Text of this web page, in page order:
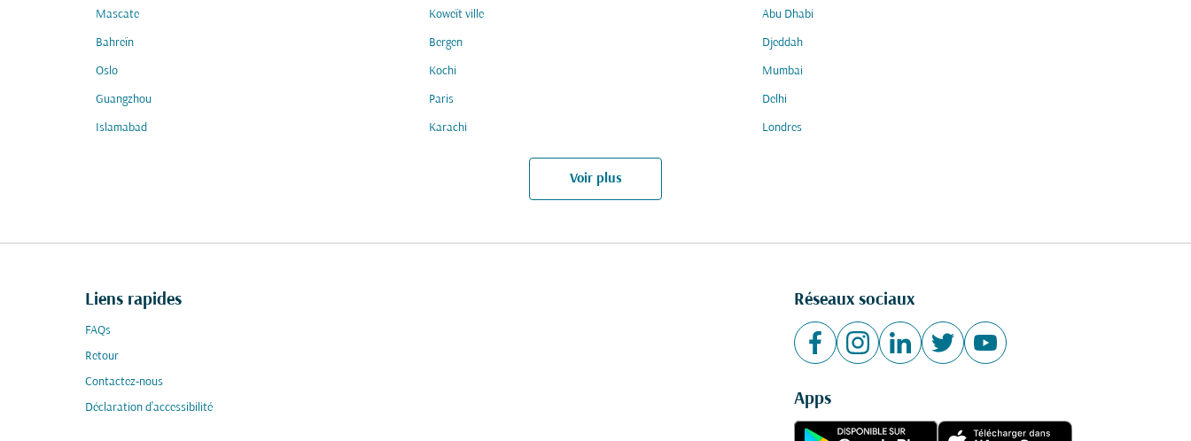
Mascate Koweït ville Abu Dhabi
Bahreïn Bergen Djeddah
Oslo Kochi Mumbai
Guangzhou Paris Delhi
Islamabad Karachi Londres
Voir plus
Liens rapides
FAQs
Retour
Contactez-nous
Déclaration d’accessibilité
Réseaux sociaux
Apps